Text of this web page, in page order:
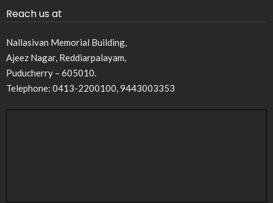
Reach us at
Nallasivan Memorial Building,
Ajeez Nagar, Reddiarpalayam,
Puducherry – 605010.
Telephone: 0413-2200100, 9443003353